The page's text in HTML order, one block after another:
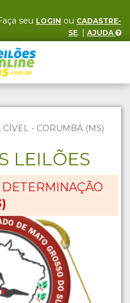
seu LOGIN ou CADASTRE-
SE. | AJUDA
CÍVEL - CORUMBÁ (MS)
LEILÕES